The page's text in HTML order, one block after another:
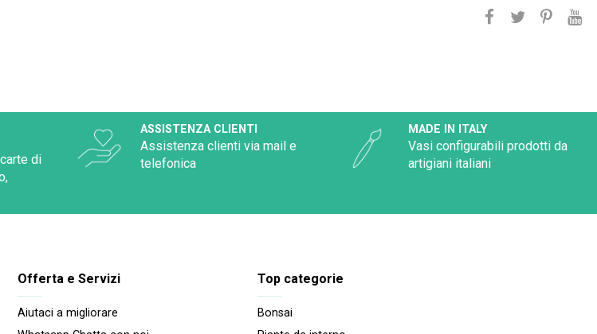
di
ASSISTENZA CLIENTI
Assistenza clienti via mail e
telefonica
MADE IN ITALY
Vasi configurabili prodotti da
artigiani italiani
Offerta e Servizi
Aiutaci a migliorare
Top categorie
Bonsai